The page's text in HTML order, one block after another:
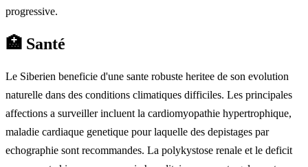
progressive.
🏥 Santé
Le Siberien beneficie d'une sante robuste heritee de son evolution
naturelle dans des conditions climatiques difficiles. Les principales
affections a surveiller incluent la cardiomyopathie hypertrophique,
maladie cardiaque genetique pour laquelle des depistages par
echographie sont recommandes. La polykystose renale et le deficit